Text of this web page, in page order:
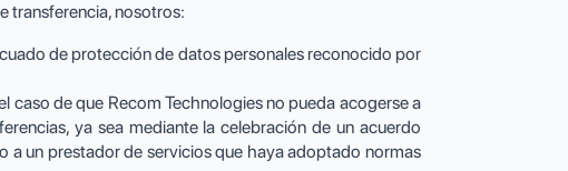
transferencia, nosotros:
de protección de datos personales reconocido por
caso de que Recom Technologies no pueda acogerse a
ya sea mediante la celebración de un acuerdo
a un prestador de servicios que haya adoptado normas